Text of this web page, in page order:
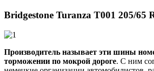
Bridgestone Turanza T001 205/65
Производитель называет эти шины
торможении по мокрой дороге. С ним